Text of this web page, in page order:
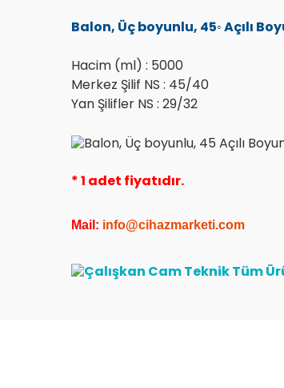
Balon, Üç boyunlu, 45◦ Açılı
Hacim (ml) : 5000
Merkez Şilif NS : 45/40
Yan Şilifler NS : 29/32
* 1 adet fiyatıdır.
Mail: info@cihazmarketi.com